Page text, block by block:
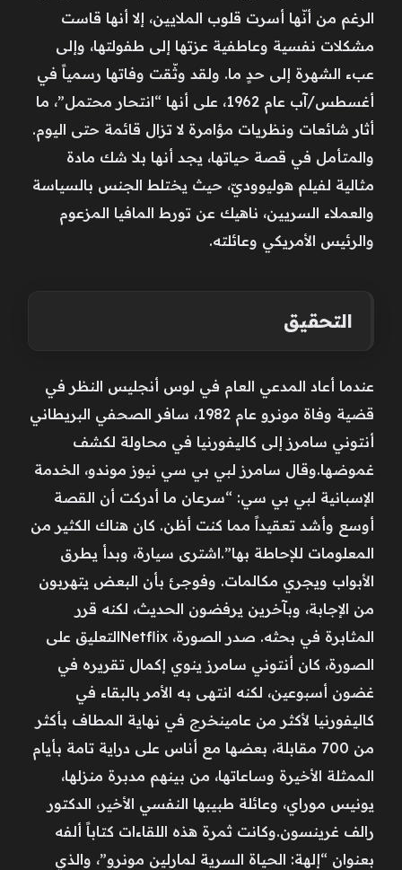
الرغم من أنّها أسرت قلوب الملايين، إلا أنها قاست
مشكلات نفسية وعاطفية عزتها إلى طفولتها، وإلى
عبء الشهرة إلى حدٍ ما. ولقد وثّقت وفاتها رسمياً في
أغسطس/آب عام 1962، على أنها “انتحار محتمل”، ما
أثار شائعات ونظريات مؤامرة لا تزال قائمة حتى اليوم.
والمتأمل في قصة حياتها، يجد أنها بلا شك مادة
مثالية لفيلم هوليووديّ، حيث يختلط الجنس بالسياسة
والعملاء السريين، ناهيك عن تورط المافيا المزعوم
والرئيس الأمريكي وعائلته.
التحقيق
عندما أعاد المدعي العام في لوس أنجليس النظر في
قضية وفاة مونرو عام 1982، سافر الصحفي البريطاني
أنتوني سامرز إلى كاليفورنيا في محاولة لكشف
غموضها.وقال سامرز لبي بي سي نيوز موندو، الخدمة
الإسبانية لبي بي سي: “سرعان ما أدركت أن القصة
أوسع وأشد تعقيداً مما كنت أظن. كان هناك الكثير من
المعلومات للإحاطة بها”.اشترى سيارة، وبدأ يطرق
الأبواب ويجري مكالمات. وفوجئ بأن البعض يتهربون
من الإجابة، وبآخرين يرفضون الحديث، لكنه قرر
المثابرة في بحثه. صدر الصورة، Netflixالتعليق على
الصورة، كان أنتوني سامرز ينوي إكمال تقريره في
غضون أسبوعين، لكنه انتهى به الأمر بالبقاء في
كاليفورنيا لأكثر من عامينخرج في نهاية المطاف بأكثر
من 700 مقابلة، بعضها مع أناس على دراية تامة بأيام
الممثلة الأخيرة وساعاتها، من بينهم مدبرة منزلها،
يونيس موراي، وعائلة طبيبها النفسي الأخير، الدكتور
رالف غرينسون.وكانت ثمرة هذه اللقاءات كتاباً ألفه
بعنوان “إلهة: الحياة السرية لمارلين مونرو”، والذي